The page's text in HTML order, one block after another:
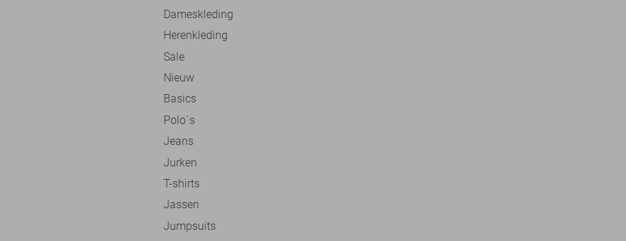
Dameskleding
Herenkleding
Sale
Nieuw
Basics
Polo`s
Jeans
Jurken
T-shirts
Jassen
Jumpsuits